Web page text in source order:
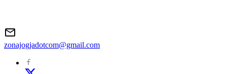
zonajogjadotcom@gmail.com